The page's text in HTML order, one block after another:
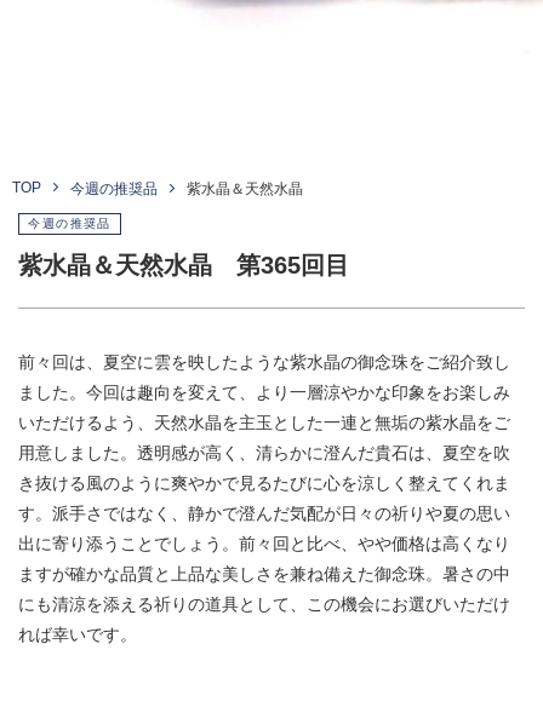
TOP 今週の推奨品 紫水晶＆天然水晶
今週の推奨品
紫水晶＆天然水晶 第365回目
前々回は、夏空に雲を映したような紫水晶の御念珠をご紹介致し
ました。今回は趣向を変えて、より一層涼やかな印象をお楽しみ
いただけるよう、天然水晶を主玉とした一連と無垢の紫水晶をご
用意しました。透明感が高く、清らかに澄んだ貴石は、夏空を吹
き抜ける風のように爽やかで見るたびに心を涼しく整えてくれま
す。派手さではなく、静かで澄んだ気配が日々の祈りや夏の思い
出に寄り添うことでしょう。前々回と比べ、やや価格は高くなり
ますが確かな品質と上品な美しさを兼ね備えた御念珠。暑さの中
にも清涼を添える祈りの道具として、この機会にお選びいただけ
れば幸いです。